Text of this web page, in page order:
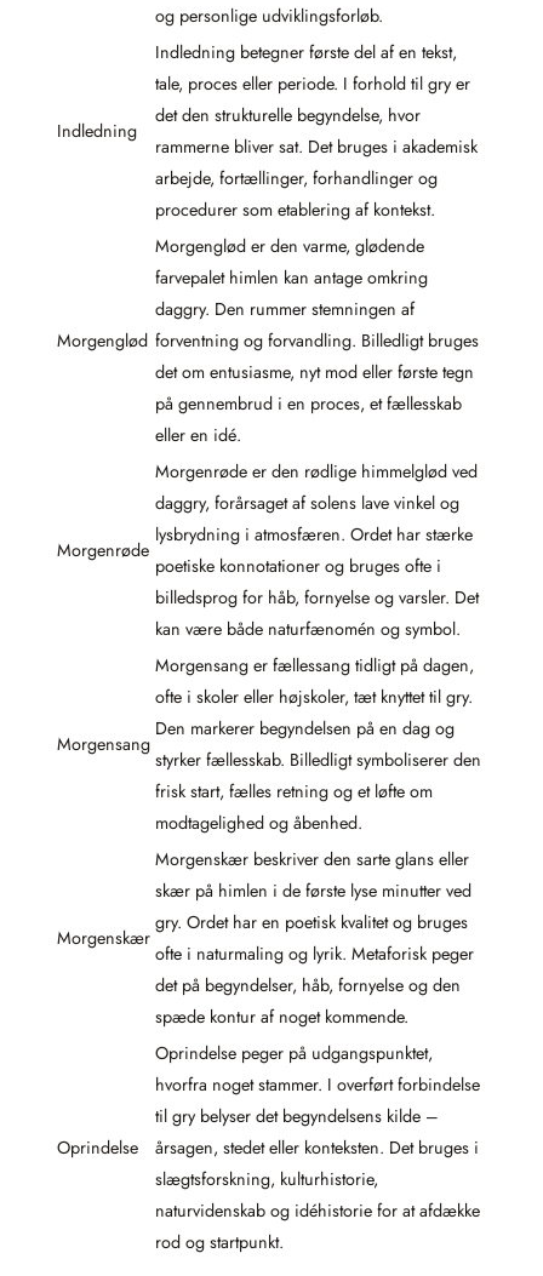
og personlige udviklingsforløb.
Indledning
Indledning betegner første del af en tekst,
tale, proces eller periode. I forhold til gry er
det den strukturelle begyndelse, hvor
rammerne bliver sat. Det bruges i akademisk
arbejde, fortællinger, forhandlinger og
procedurer som etablering af kontekst.
Morgenglød
Morgenglød er den varme, glødende
farvepalet himlen kan antage omkring
daggry. Den rummer stemningen af
forventning og forvandling. Billedligt bruges
det om entusiasme, nyt mod eller første tegn
på gennembrud i en proces, et fællesskab
eller en idé.
Morgenrøde
Morgenrøde er den rødlige himmelglød ved
daggry, forårsaget af solens lave vinkel og
lysbrydning i atmosfæren. Ordet har stærke
poetiske konnotationer og bruges ofte i
billedsprog for håb, fornyelse og varsler. Det
kan være både naturfænomén og symbol.
Morgensang
Morgensang er fællessang tidligt på dagen,
ofte i skoler eller højskoler, tæt knyttet til gry.
Den markerer begyndelsen på en dag og
styrker fællesskab. Billedligt symboliserer den
frisk start, fælles retning og et løfte om
modtagelighed og åbenhed.
Morgenskær
Morgenskær beskriver den sarte glans eller
skær på himlen i de første lyse minutter ved
gry. Ordet har en poetisk kvalitet og bruges
ofte i naturmaling og lyrik. Metaforisk peger
det på begyndelser, håb, fornyelse og den
spæde kontur af noget kommende.
Oprindelse
Oprindelse peger på udgangspunktet,
hvorfra noget stammer. I overført forbindelse
til gry belyser det begyndelsens kilde –
årsagen, stedet eller konteksten. Det bruges i
slægtsforskning, kulturhistorie,
naturvidenskab og idéhistorie for at afdække
rod og startpunkt.